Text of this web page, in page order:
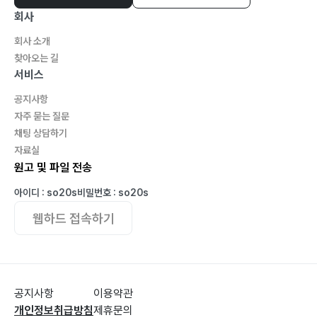
회사
회사 소개
찾아오는 길
서비스
공지사항
자주 묻는 질문
채팅 상담하기
자료실
원고 및 파일 전송
아이디 : so20s비밀번호 : so20s
웹하드 접속하기
공지사항
개인정보취급방침
이용약관
제휴문의